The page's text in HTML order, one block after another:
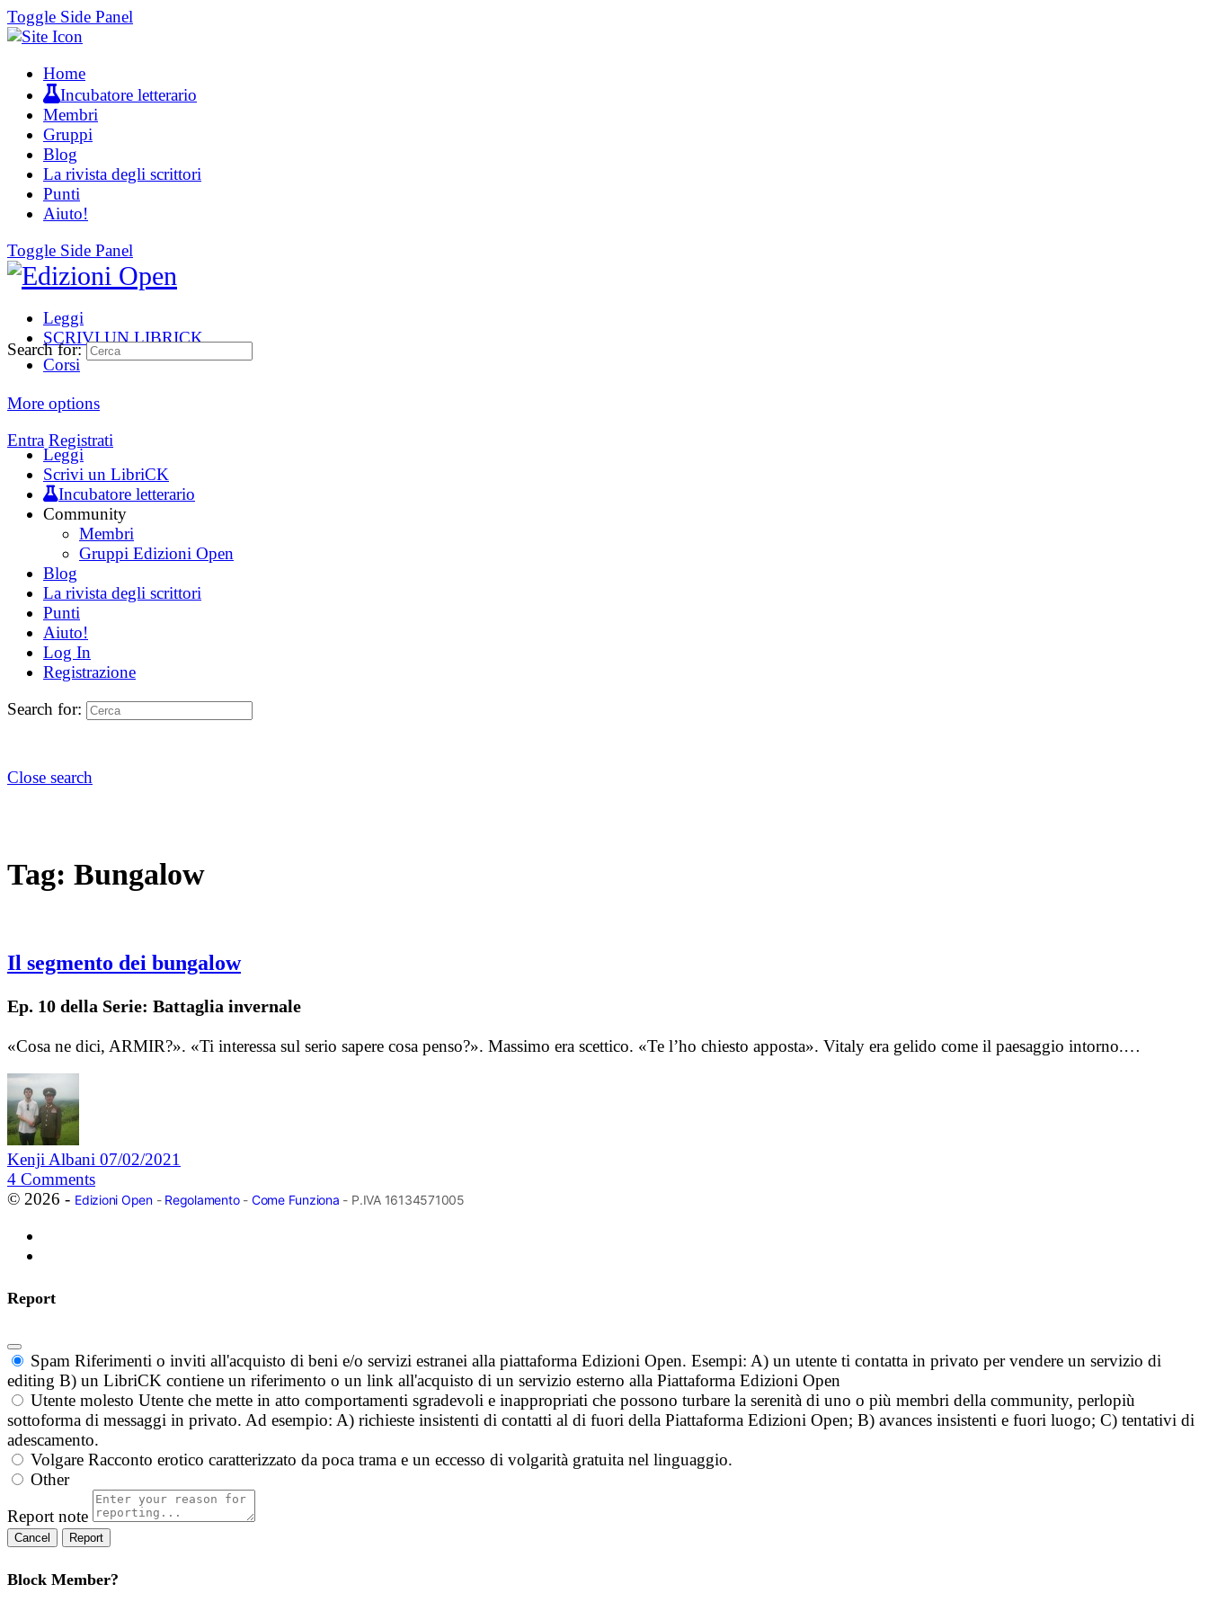
Toggle Side Panel
Home
Incubatore letterario
Membri
Gruppi
Blog
La rivista degli scrittori
Punti
Aiuto!
Toggle Side Panel
Leggi
SCRIVI UN LIBRICK
Corsi
More options
Entra Registrati
Search for:
Leggi
Scrivi un LibriCK
Incubatore letterario
Community
Membri
Gruppi Edizioni Open
Blog
La rivista degli scrittori
Punti
Aiuto!
Log In
Registrazione
Search for:
Close search
Tag: Bungalow
Il segmento dei bungalow
Ep. 10 della Serie: Battaglia invernale
«Cosa ne dici, ARMIR?». «Ti interessa sul serio sapere cosa penso?». Massimo era scettico. «Te l’ho chiesto apposta». Vitaly era gelido come il paesaggio intorno.…
Kenji Albani 07/02/2021
4 Comments
© 2026 - Edizioni Open- Regolamento- Come Funziona - P.IVA 16134571005
Report
Spam Riferimenti o inviti all'acquisto di beni e/o servizi estranei alla piattaforma Edizioni Open. Esempi: A) un utente ti contatta in privato per vendere un servizio di
editing B) un LibriCK contiene un riferimento o un link all'acquisto di un servizio esterno alla Piattaforma Edizioni Open
Utente molesto Utente che mette in atto comportamenti sgradevoli e inappropriati che possono turbare la serenità di uno o più membri della community, perlopiù
sottoforma di messaggi in privato. Ad esempio: A) richieste insistenti di contatti al di fuori della Piattaforma Edizioni Open; B) avances insistenti e fuori luogo; C) tentativi di
adescamento.
Volgare Racconto erotico caratterizzato da poca trama e un eccesso di volgarità gratuita nel linguaggio.
Other
Report note
Report
Block Member?